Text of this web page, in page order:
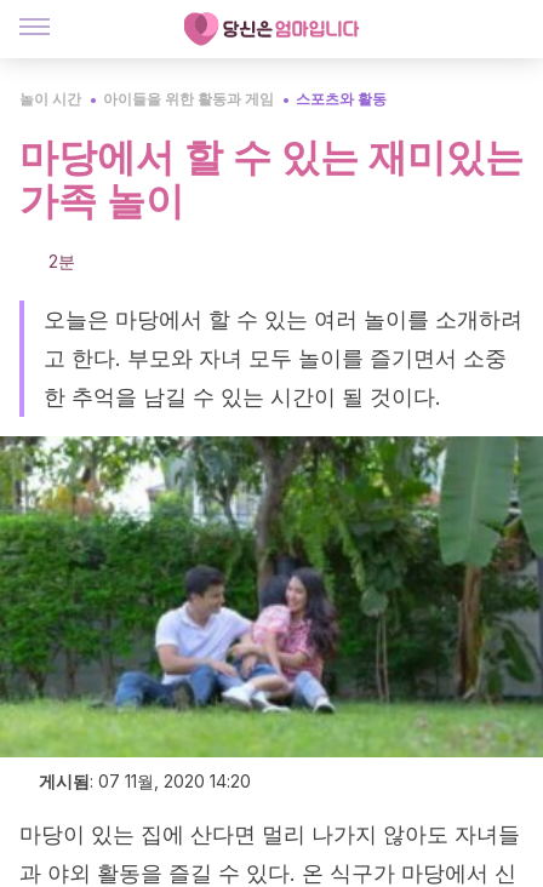
놀이 시간 아이들을 위한 활동과 게임 스포츠와 활동
마당에서 할 수 있는 재미있는
가족 놀이
2분
오늘은 마당에서 할 수 있는 여러 놀이를 소개하려
고 한다. 부모와 자녀 모두 놀이를 즐기면서 소중
한 추억을 남길 수 있는 시간이 될 것이다.
게시됨: 07 11월, 2020 14:20
마당이 있는 집에 산다면 멀리 나가지 않아도 자녀들
과 야외 활동을 즐길 수 있다. 온 식구가 마당에서 신